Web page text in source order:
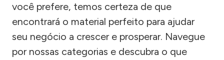
você prefere, temos certeza de que
encontrará o material perfeito para ajudar
seu negócio a crescer e prosperar. Navegue
por nossas categorias e descubra o que